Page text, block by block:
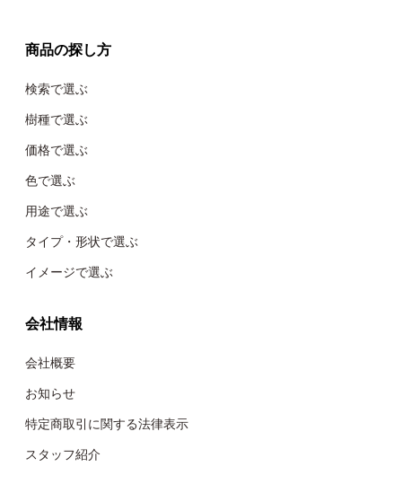
商品の探し方
検索で選ぶ
樹種で選ぶ
価格で選ぶ
色で選ぶ
用途で選ぶ
タイプ・形状で選ぶ
イメージで選ぶ
会社情報
会社概要
お知らせ
特定商取引に関する法律表示
スタッフ紹介